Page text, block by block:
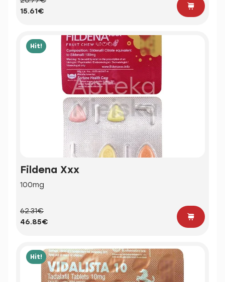
15.61€
Hit!
Fildena Xxx
100mg
62.31€
46.85€
Hit!